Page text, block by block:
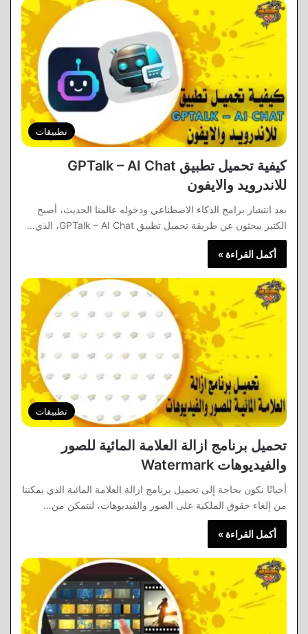
تطبيقات
كيفية تحميل تطبيق GPTalk – AI Chat
للاندرويد والايفون
بعد انتشار برامج الذكاء الاصطناعي ودخوله عالمنا الحديث، أصبح
الكثير يبحثون عن طريقة تحميل تطبيق GPTalk – AI Chat، الذي…
أكمل القراءة »
تطبيقات
تحميل برنامج ازالة العلامة المائية للصور
والفيديوهات Watermark
أحيانًا نكون بحاجة إلى تحميل برنامج ازالة العلامة المائية الذي يمكننا
من إلغاء حقوق الملكية على الصور والفيديوهات، لنتمكن من…
أكمل القراءة »